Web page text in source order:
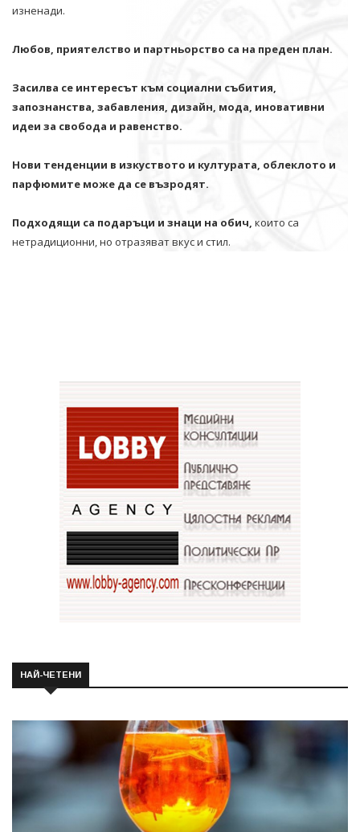
изненади.
Любов, приятелство и партньорство са на преден план.
Засилва се интересът към социални събития,
запознанства, забавления, дизайн, мода, иновативни
идеи за свобода и равенство.
Нови тенденции в изкуството и културата, облеклото и
парфюмите може да се възродят.
Подходящи са подаръци и знаци на обич, които са
нетрадиционни, но отразяват вкус и стил.
НАЙ-ЧЕТЕНИ